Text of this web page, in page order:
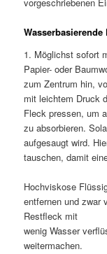
1. Möglichst sofort
Papier- oder
zum Zentrum hin,
mit leichtem Druck
Fleck pressen, um
zu absorbieren.
aufgesaugt wird.
tauschen, damit
Hochviskose
entfernen und zwar
Restfleck mit
wenig Wasser
weitermachen.